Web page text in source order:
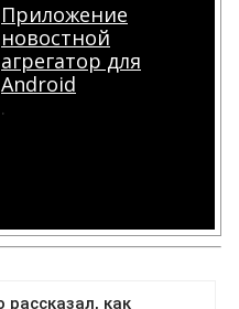
Приложение
новостной
агрегатор для
Android
.